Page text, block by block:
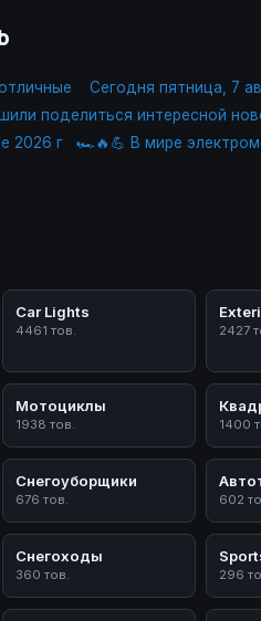
Сегодня пятница, 7
поделиться интересной
2026 г
🏎🔥💪 В мире
Car Lights
4461 тов. 2427
Мотоциклы
1938 тов. 1400
Снегоуборщики
676 тов. 602
Снегоходы
360 тов. 296